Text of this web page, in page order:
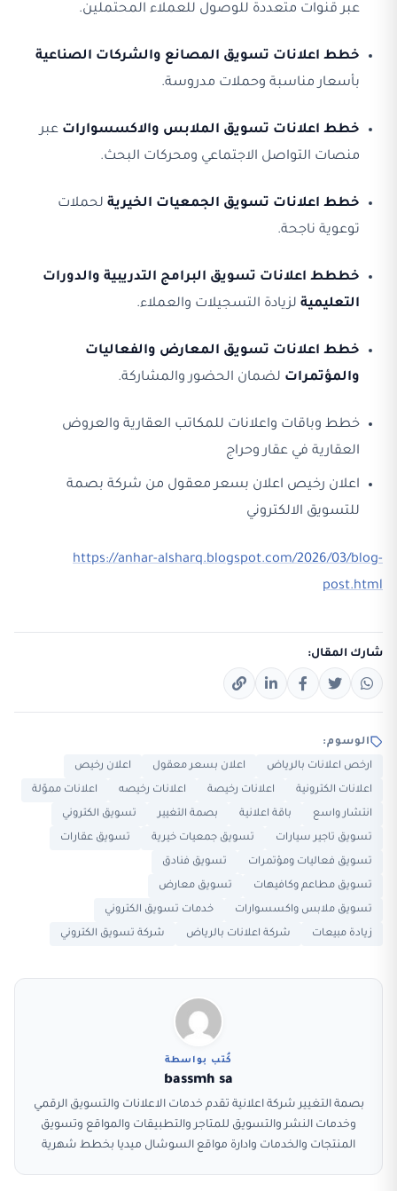
عبر قنوات متعددة للوصول للعملاء المحتملين.
خطط اعلانات تسويق المصانع والشركات الصناعية
بأسعار مناسبة وحملات مدروسة.
خطط اعلانات تسويق الملابس والاكسسواراتعبر
منصات التواصل الاجتماعي ومحركات البحث.
خطط اعلانات تسويق الجمعيات الخيريةلحملات
توعوية ناجحة.
خططط اعلانات تسويق البرامج التدريبية والدورات
التعليميةلزيادة التسجيلات والعملاء.
خطط اعلانات تسويق المعارض والفعاليات
والمؤتمراتلضمان الحضور والمشاركة.
خطط وباقات واعلانات للمكاتب العقارية والعروض
العقارية في عقار وحراج
اعلان رخيص اعلان بسعر معقول من شركة بصمة
للتسويق الالكتروني
https://anhar-alsharq.blogspot.com/2026/03/blog-
post.html
شارك المقال:
الوسوم:
ارخص اعلانات بالرياض اعلان بسعر معقول اعلان رخيص
اعلانات الكترونية اعلانات رخيصة اعلانات رخيصه اعلانات مموّلة
انتشار واسع باقة اعلانية بصمة التغيير تسويق الكتروني
تسويق تاجير سيارات تسويق جمعيات خيرية تسويق عقارات
تسويق فعاليات ومؤتمرات تسويق فنادق
تسويق مطاعم وكافيهات تسويق معارض
تسويق ملابس واكسسوارات خدمات تسويق الكتروني
زيادة مبيعات شركة اعلانات بالرياض شركة تسويق الكتروني
كُتب بواسطة
bassmh sa
بصمة التغيير شركة اعلانية تقدم خدمات الاعلانات والتسويق الرقمي
وخدمات النشر والتسويق للمتاجر والتطبيقات والمواقع وتسويق
المنتجات والخدمات وادارة مواقع السوشال ميديا بخطط شهرية